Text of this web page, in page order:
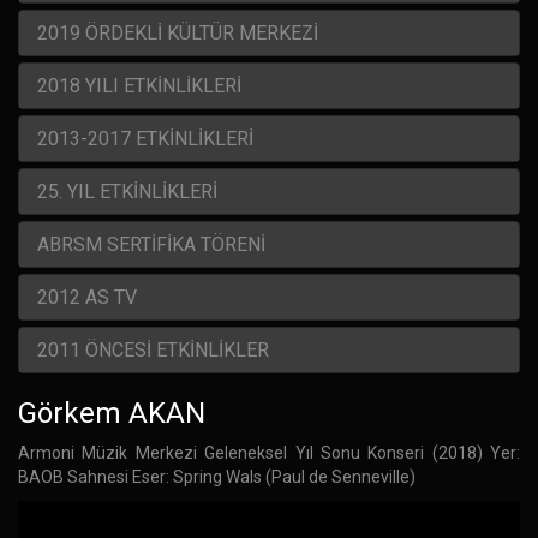
2019 ÖRDEKLİ KÜLTÜR MERKEZİ
2018 YILI ETKİNLİKLERİ
2013-2017 ETKİNLİKLERİ
25. YIL ETKİNLİKLERİ
ABRSM SERTİFİKA TÖRENİ
2012 AS TV
2011 ÖNCESİ ETKİNLİKLER
Görkem AKAN
Armoni Müzik Merkezi Geleneksel Yıl Sonu Konseri (2018) Yer:
BAOB Sahnesi Eser: Spring Wals (Paul de Senneville)